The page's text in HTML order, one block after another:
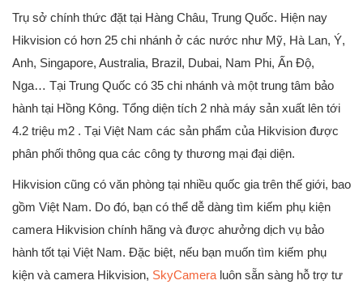
Trụ sở chính thức đặt tại Hàng Châu, Trung Quốc. Hiện nay
Hikvision có hơn 25 chi nhánh ở các nước như Mỹ, Hà Lan, Ý,
Anh, Singapore, Australia, Brazil, Dubai, Nam Phi, Ấn Độ,
Nga… Tại Trung Quốc có 35 chi nhánh và một trung tâm bảo
hành tại Hồng Kông. Tổng diện tích 2 nhà máy sản xuất lên tới
4.2 triệu m2 . Tại Việt Nam các sản phẩm của Hikvision được
phân phối thông qua các công ty thương mại đại diện.
Hikvision cũng có văn phòng tại nhiều quốc gia trên thế giới, bao
gồm Việt Nam. Do đó, bạn có thể dễ dàng tìm kiếm phụ kiện
camera Hikvision chính hãng và được ahưởng dịch vụ bảo
hành tốt tại Việt Nam. Đặc biệt, nếu bạn muốn tìm kiếm phụ
kiện và camera Hikvision, SkyCamera luôn sẵn sàng hỗ trợ tư